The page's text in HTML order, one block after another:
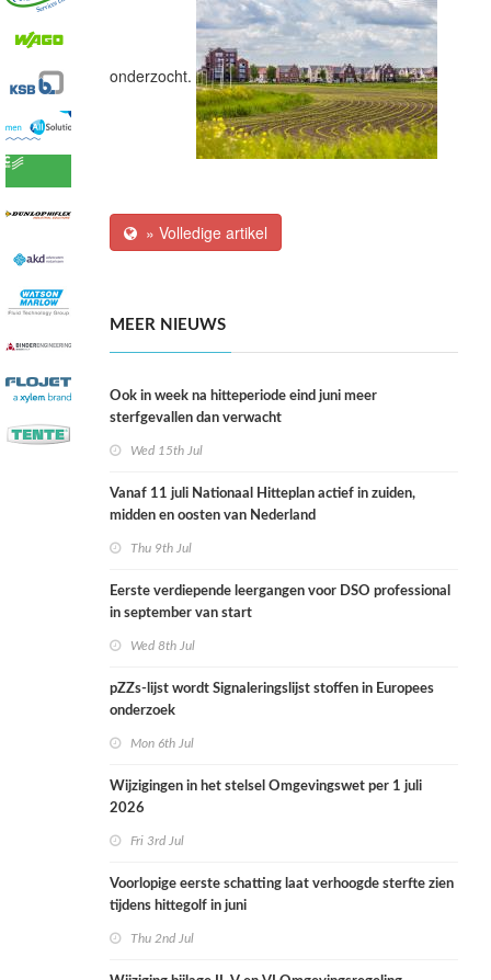
onderzocht.
» Volledige artikel
MEER NIEUWS
Ook in week na hitteperiode eind juni meer
sterfgevallen dan verwacht
Wed 15th Jul
Vanaf 11 juli Nationaal Hitteplan actief in zuiden,
midden en oosten van Nederland
Thu 9th Jul
Eerste verdiepende leergangen voor DSO professional
in september van start
Wed 8th Jul
pZZs-lijst wordt Signaleringslijst stoffen in Europees
onderzoek
Mon 6th Jul
Wijzigingen in het stelsel Omgevingswet per 1 juli
2026
Fri 3rd Jul
Voorlopige eerste schatting laat verhoogde sterfte zien
tijdens hittegolf in juni
Thu 2nd Jul